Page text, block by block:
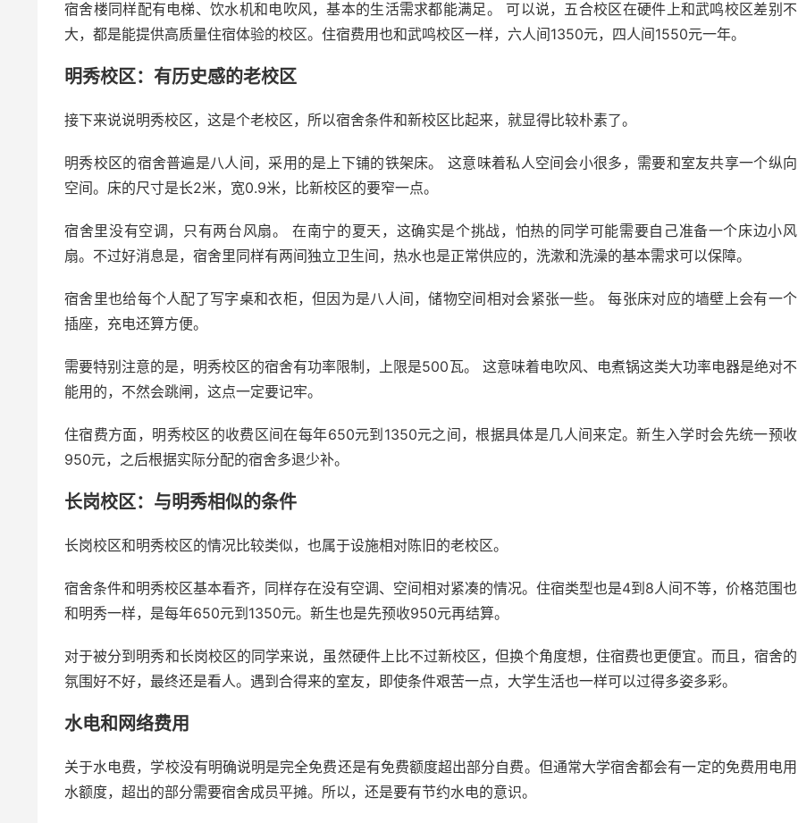
宿舍楼同样配有电梯、饮水机和电吹风，基本的生活需求都能满足。 可以说，五合校区在硬件上和武鸣校区差别不
大，都是能提供高质量住宿体验的校区。住宿费用也和武鸣校区一样，六人间1350元，四人间1550元一年。
明秀校区：有历史感的老校区
接下来说说明秀校区，这是个老校区，所以宿舍条件和新校区比起来，就显得比较朴素了。
明秀校区的宿舍普遍是八人间，采用的是上下铺的铁架床。 这意味着私人空间会小很多，需要和室友共享一个纵向
空间。床的尺寸是长2米，宽0.9米，比新校区的要窄一点。
宿舍里没有空调，只有两台风扇。 在南宁的夏天，这确实是个挑战，怕热的同学可能需要自己准备一个床边小风
扇。不过好消息是，宿舍里同样有两间独立卫生间，热水也是正常供应的，洗漱和洗澡的基本需求可以保障。
宿舍里也给每个人配了写字桌和衣柜，但因为是八人间，储物空间相对会紧张一些。 每张床对应的墙壁上会有一个
插座，充电还算方便。
需要特别注意的是，明秀校区的宿舍有功率限制，上限是500瓦。 这意味着电吹风、电煮锅这类大功率电器是绝对不
能用的，不然会跳闸，这点一定要记牢。
住宿费方面，明秀校区的收费区间在每年650元到1350元之间，根据具体是几人间来定。新生入学时会先统一预收
950元，之后根据实际分配的宿舍多退少补。
长岗校区：与明秀相似的条件
长岗校区和明秀校区的情况比较类似，也属于设施相对陈旧的老校区。
宿舍条件和明秀校区基本看齐，同样存在没有空调、空间相对紧凑的情况。住宿类型也是4到8人间不等，价格范围也
和明秀一样，是每年650元到1350元。新生也是先预收950元再结算。
对于被分到明秀和长岗校区的同学来说，虽然硬件上比不过新校区，但换个角度想，住宿费也更便宜。而且，宿舍的
氛围好不好，最终还是看人。遇到合得来的室友，即使条件艰苦一点，大学生活也一样可以过得多姿多彩。
水电和网络费用
关于水电费，学校没有明确说明是完全免费还是有免费额度超出部分自费。但通常大学宿舍都会有一定的免费用电用
水额度，超出的部分需要宿舍成员平摊。所以，还是要有节约水电的意识。